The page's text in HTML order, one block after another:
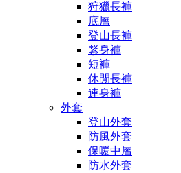
狩獵長褲
底層
登山長褲
緊身褲
短褲
休閒長褲
連身褲
外套
登山外套
防風外套
保暖中層
防水外套